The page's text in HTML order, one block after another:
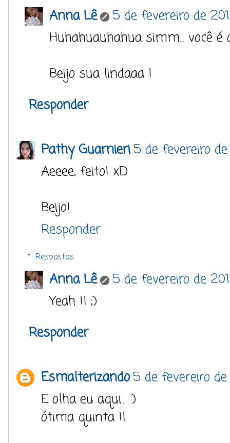
Anna Lê
5 de fevereiro de
Huhahuauhahua simm... você é
Beijo sua lindaaa !
Responder
Pathy Guarnieri5 de fevereiro
Aeeee, feito! xD
Beijo!
Responder
Respostas
Anna Lê
5 de fevereiro de
Yeah !! ;)
Responder
Esmalterizando5 de fevereiro
E olha eu aqui... :)
ótima quinta !!